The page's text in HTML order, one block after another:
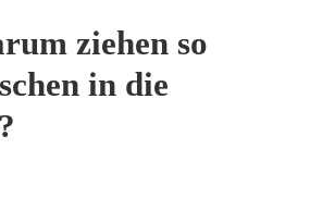
ziehen so
in die